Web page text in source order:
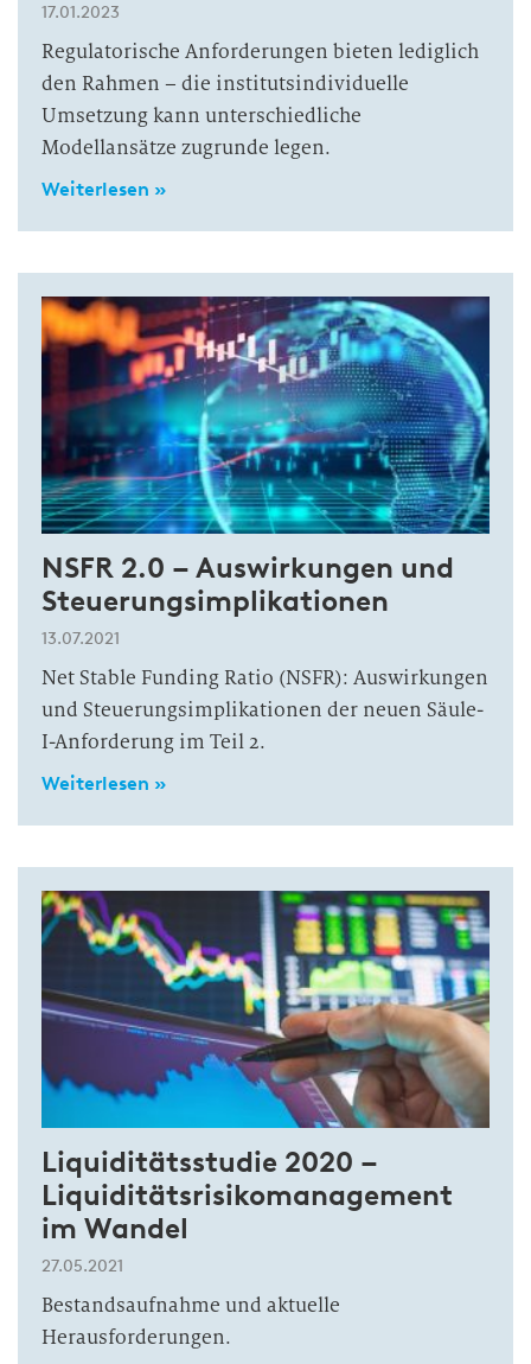
17.01.2023
Regulatorische Anforderungen bieten lediglich
den Rahmen – die institutsindividuelle
Umsetzung kann unterschiedliche
Modellansätze zugrunde legen.
Weiterlesen »
NSFR 2.0 – Auswirkungen und
Steuerungsimplikationen
13.07.2021
Net Stable Funding Ratio (NSFR): Auswirkungen
und Steuerungsimplikationen der neuen Säule-
I-Anforderung im Teil 2.
Weiterlesen »
Liquiditätsstudie 2020 –
Liquiditätsrisikomanagement
im Wandel
27.05.2021
Bestandsaufnahme und aktuelle
Herausforderungen.